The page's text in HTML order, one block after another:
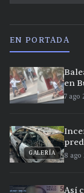
EN PORTADA
en
7 ago
GALERÍA 8 ago
Así